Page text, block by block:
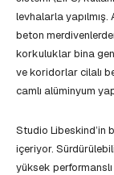
levhalarla
beton
korkuluklar bina
ve koridorlar cilalı
camlı alüminyum
Studio Libeskind’in
içeriyor.
yüksek